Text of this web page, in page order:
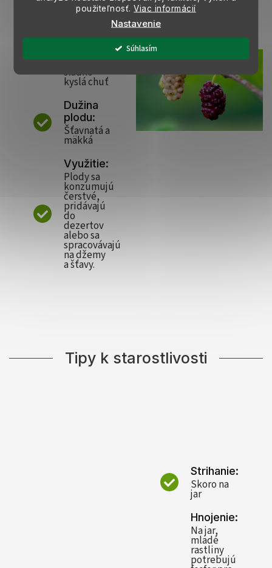
použiteľnosť.Viac informácií
Nastavenie
Súhlasím
Jún -
august
Chuť
Osviežujúca
sladko-
kyslá chuť
Dužina
plodu:
Šťavnatá a
mäkká​
Využitie:
Plody sa
konzumujú
čerstvé,
pridávajú
do
dezertov
alebo sa
spracovávajú
na džemy
a šťavy.
Tipy k starostlivosti
Strihanie:
Skoro na
jar
Hnojenie:
Na jar,
mladé
rastliny
potrebujú